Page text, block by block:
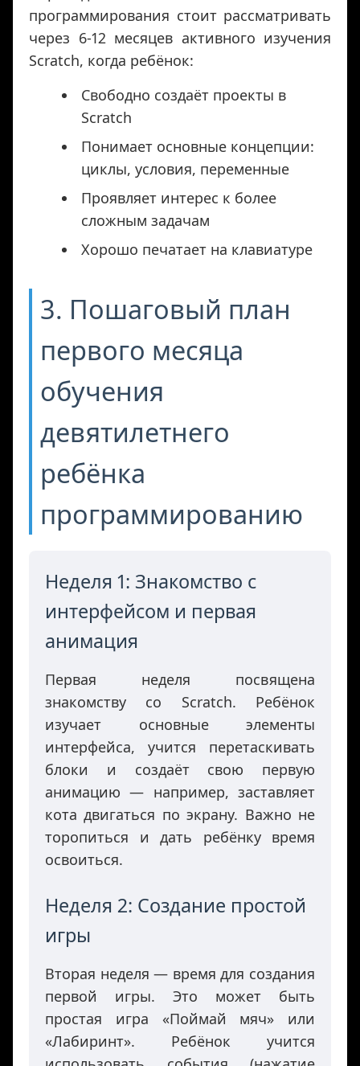
программирования стоит рассматривать
через 6-12 месяцев активного изучения
Scratch, когда ребёнок:
Свободно создаёт проекты в
Scratch
Понимает основные концепции:
циклы, условия, переменные
Проявляет интерес к более
сложным задачам
Хорошо печатает на клавиатуре
3. Пошаговый план
первого месяца
обучения
девятилетнего
ребёнка
программированию
Неделя 1: Знакомство с
интерфейсом и первая
анимация
Первая неделя посвящена
знакомству со Scratch. Ребёнок
изучает основные элементы
интерфейса, учится перетаскивать
блоки и создаёт свою первую
анимацию — например, заставляет
кота двигаться по экрану. Важно не
торопиться и дать ребёнку время
освоиться.
Неделя 2: Создание простой
игры
Вторая неделя — время для создания
первой игры. Это может быть
простая игра «Поймай мяч» или
«Лабиринт». Ребёнок учится